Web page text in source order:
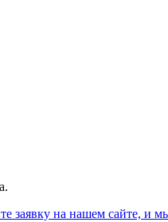
заявку на нашем сайте, и